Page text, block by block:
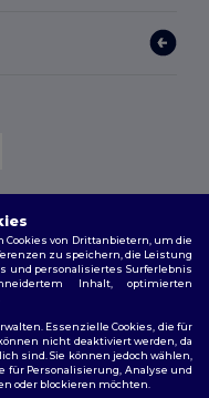
Cookies von Drittanbietern, um die
zu speichern, die Leistung
und personalisiertes Surferlebnis
Inhalt, optimierten
Essenzielle Cookies, die für
nicht deaktiviert werden, da
sind. Sie können jedoch wählen,
für Personalisierung, Analyse und
oder blockieren möchten.